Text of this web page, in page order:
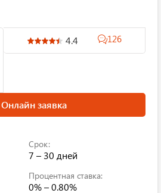
4.4 126
Онлайн заявка
Срок:
7 – 30 дней
Процентная ставка:
0% – 0.80%